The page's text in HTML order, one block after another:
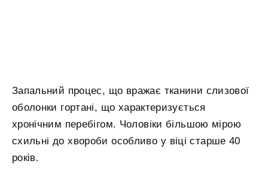
Запальний процес, що вражає тканини слизової
оболонки гортані, що характеризується
хронічним перебігом. Чоловіки більшою мірою
схильні до хвороби особливо у віці старше 40
років.